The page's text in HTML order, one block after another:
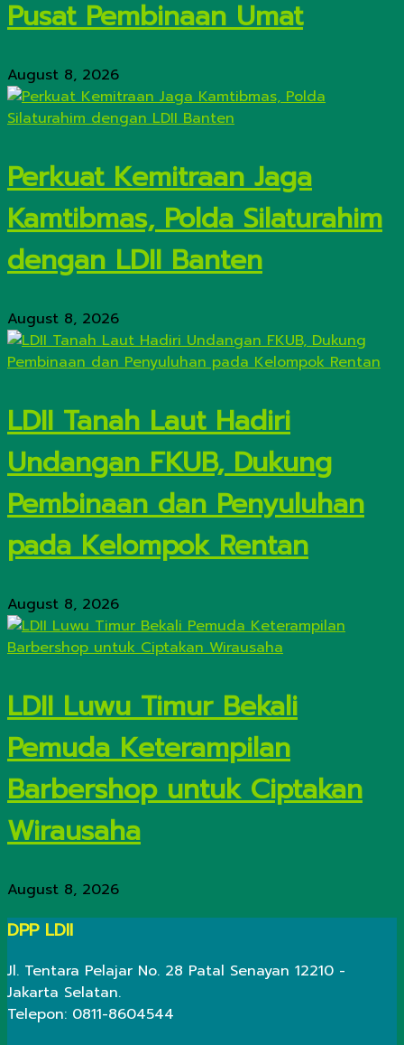
Pusat Pembinaan Umat
August 8, 2026
Perkuat Kemitraan Jaga
Kamtibmas, Polda Silaturahim
dengan LDII Banten
August 8, 2026
LDII Tanah Laut Hadiri
Undangan FKUB, Dukung
Pembinaan dan Penyuluhan
pada Kelompok Rentan
August 8, 2026
LDII Luwu Timur Bekali
Pemuda Keterampilan
Barbershop untuk Ciptakan
Wirausaha
August 8, 2026
DPP LDII
Jl. Tentara Pelajar No. 28 Patal Senayan 12210 -
Jakarta Selatan.
Telepon: 0811-8604544